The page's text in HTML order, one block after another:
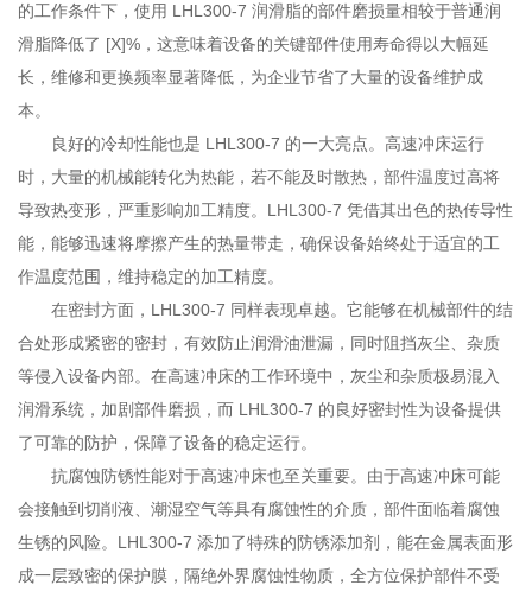
的工作条件下，使用 LHL300-7 润滑脂的部件磨损量相较于普通润
滑脂降低了 [X]%，这意味着设备的关键部件使用寿命得以大幅延
长，维修和更换频率显著降低，为企业节省了大量的设备维护成
本。
良好的冷却性能也是 LHL300-7 的一大亮点。高速冲床运行
时，大量的机械能转化为热能，若不能及时散热，部件温度过高将
导致热变形，严重影响加工精度。LHL300-7 凭借其出色的热传导性
能，能够迅速将摩擦产生的热量带走，确保设备始终处于适宜的工
作温度范围，维持稳定的加工精度。
在密封方面，LHL300-7 同样表现卓越。它能够在机械部件的结
合处形成紧密的密封，有效防止润滑油泄漏，同时阻挡灰尘、杂质
等侵入设备内部。在高速冲床的工作环境中，灰尘和杂质极易混入
润滑系统，加剧部件磨损，而 LHL300-7 的良好密封性为设备提供
了可靠的防护，保障了设备的稳定运行。
抗腐蚀防锈性能对于高速冲床也至关重要。由于高速冲床可能
会接触到切削液、潮湿空气等具有腐蚀性的介质，部件面临着腐蚀
生锈的风险。LHL300-7 添加了特殊的防锈添加剂，能在金属表面形
成一层致密的保护膜，隔绝外界腐蚀性物质，全方位保护部件不受